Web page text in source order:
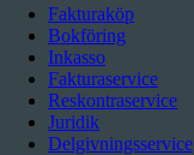
Fakturaköp
Bokföring
Inkasso
Fakturaservice
Reskontraservice
Juridik
Delgivningsservice